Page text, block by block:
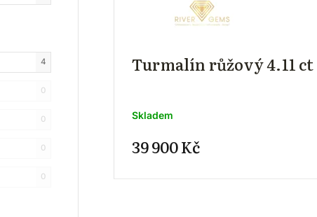
4
0
0
0
0
Turmalín růžový 4.11 ct
Skladem
39 900 Kč